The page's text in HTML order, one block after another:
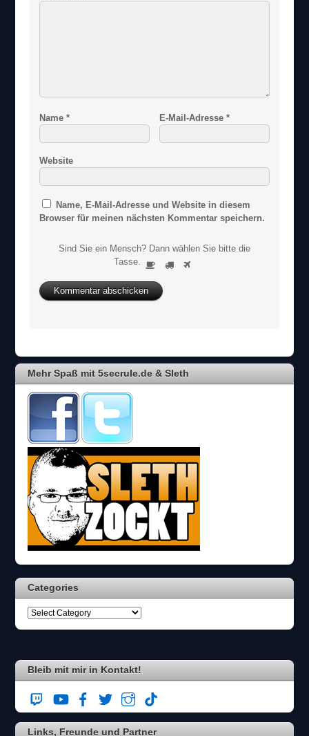
Name* E-Mail-Adresse *
Website
Name, E-Mail-Adresse und Website in diesem
Browser für meinen nächsten Kommentar speichern.
Sind Sie ein Mensch? Dann wählen Sie bitte die
Tasse.
n
d
i
n
c
h
?
D
a
n
w
ä
h
l
n
S
i
i
t
d
i
Mehr Spaß mit 5secrule.de & Sleth
Categories
Bleib mit mir in Kontakt!
Links, Freunde und Partner